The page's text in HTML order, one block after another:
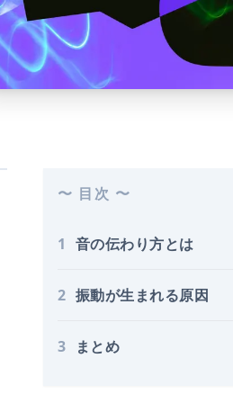
〜 目次 〜
1 音の伝わり方とは
2 振動が生まれる原因
3 まとめ